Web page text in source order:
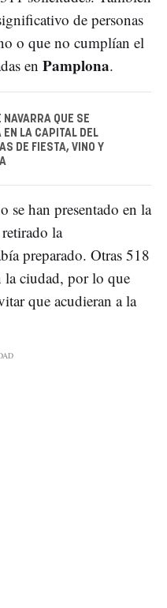
de personas
o que no cumplían el
en Pamplona.
NAVARRA QUE SE
EN LA CAPITAL DEL
DE FIESTA, VINO Y
se han presentado en la
la
preparado. Otras 518
la ciudad, por lo que
que acudieran a la